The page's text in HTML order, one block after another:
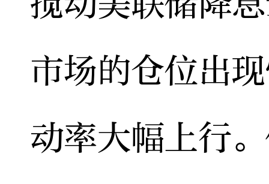
市场的仓位出
动率大幅上行